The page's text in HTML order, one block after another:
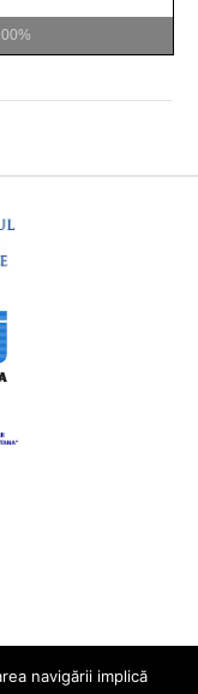
navigării implică